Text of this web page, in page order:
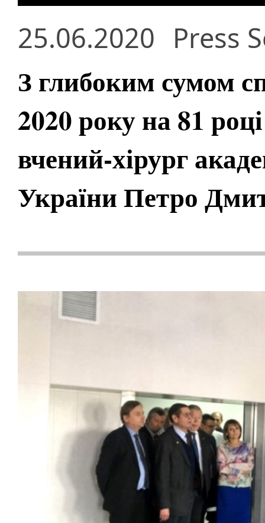
25.06.2020 Press
З глибоким сумом
2020 року на 81
вчений-хірург
України Петро